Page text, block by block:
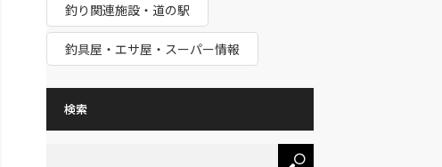
釣り関連施設・道の駅
釣具屋・エサ屋・スーパー情報
検索